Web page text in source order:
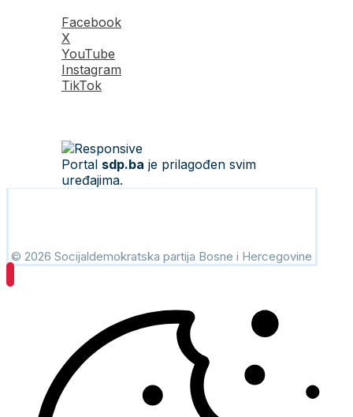
Facebook
X
YouTube
Instagram
TikTok
Portal sdp.ba je prilagođen svim
uređajima.
© 2026 Socijaldemokratska partija Bosne i Hercegovine